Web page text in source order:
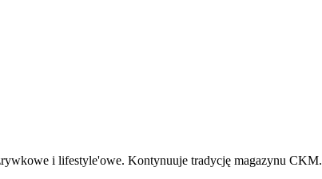
i lifestyle'owe. Kontynuuje tradycję magazynu CKM.